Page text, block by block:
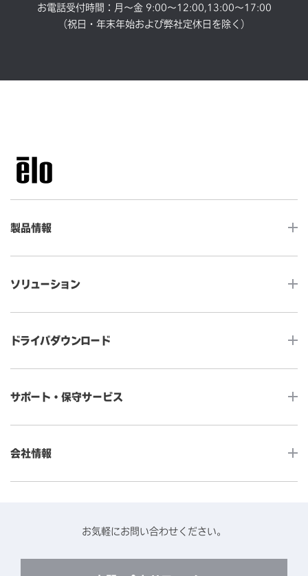
お電話受付時間：月～金 9:00～12:00,13:00～17:00
（祝日・年末年始および弊社定休日を除く）
製品情報
ノンタッチ モニター
タッチコンピューター
インタラクティブ・デジタルサイネージ
産業用組込みタッチモニター
メディカルタッチモニター
動作検証済みハードウェアについて
ソリューション
セルフサービス
店舗DX
POS
飲食店
小売
ドライバダウンロード
タッチパネル・ドライバ（製品ごと）
サポート・保守サービス
よくあるご質問
保証と修理のご案内
保守サービスのご案内
リユース・リサイクルサービスのご案内
会社情報
お気軽にお問い合わせください。